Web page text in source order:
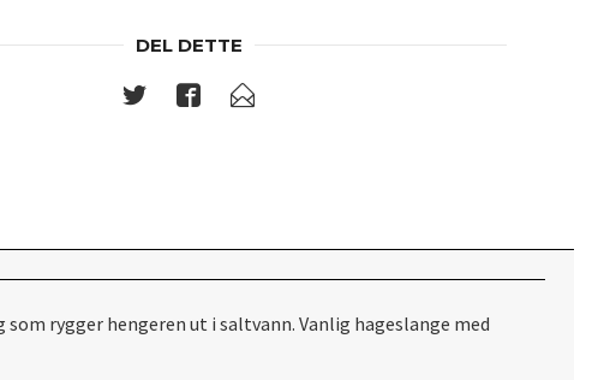
DEL DETTE
rygger hengeren ut i saltvann. Vanlig hageslange med